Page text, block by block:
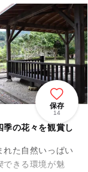
保存
14
季の花々を観賞し
た自然いっぱい
できる環境が魅